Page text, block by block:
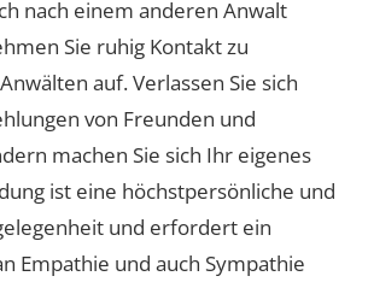
nach einem anderen Anwalt
Sie ruhig Kontakt zu
auf. Verlassen Sie sich
von Freunden und
machen Sie sich Ihr eigenes
ist eine höchstpersönliche und
und erfordert ein
Empathie und auch Sympathie